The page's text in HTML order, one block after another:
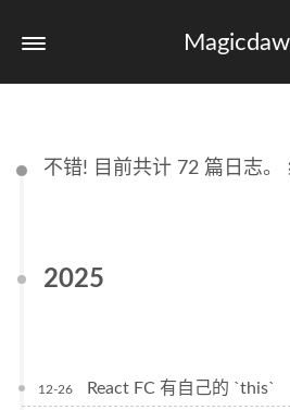
不错! 目前共计 72 篇日志。
2025
12-26 React FC 有自己的 `this`